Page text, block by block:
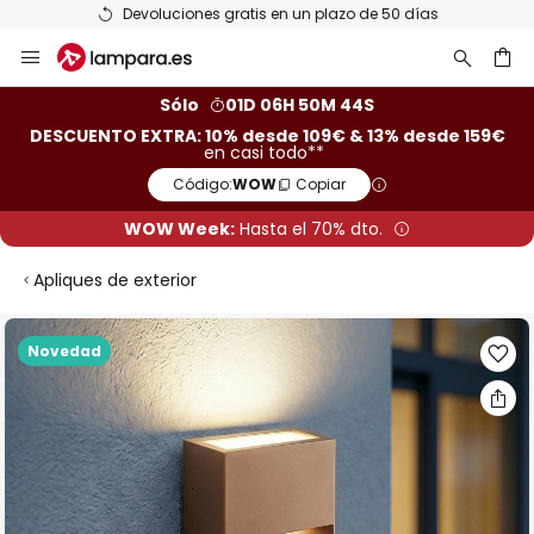
Devoluciones gratis en un plazo de 50 días
al
Sólo
01D 06H 50M 43S
DESCUENTO EXTRA: 10% desde 109€ & 13% desde 159€
en casi todo**
Código:WOW Copiar
WOW Week: Hasta el 70% dto.
Apliques de exterior
Novedad
Saltar
al
final
galería
de